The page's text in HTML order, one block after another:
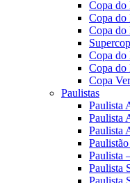
Copa do
Copa do
Copa do
Copa do
Copa do
Copa
Paulistas
Paulista
Paulista
Paulista
Paulista
Paulista
Paulista